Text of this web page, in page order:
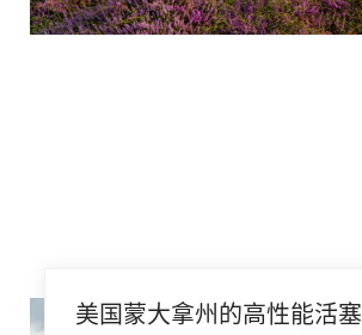
美国蒙大拿州的高性能活塞